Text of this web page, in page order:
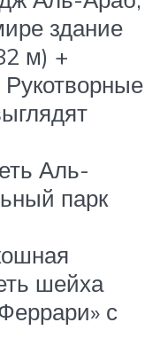
здание
м) +
Аль-
парк
шейха
с